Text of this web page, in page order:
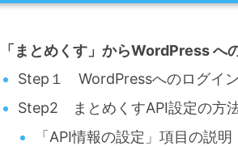
「まとめくす」からWordPress へ
Step１ WordPressへのログイ
Step2 まとめくすAPI設定の方
「API情報の設定」項目の説明